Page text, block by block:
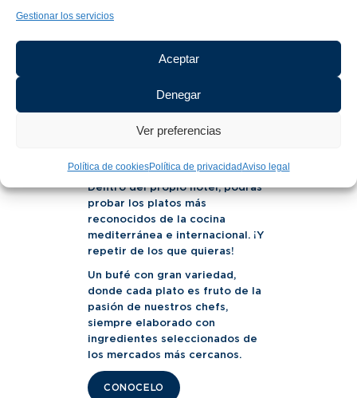
Gestionar los servicios
Aceptar
Denegar
Ver preferencias
Política de cookiesPolítica de privacidadAviso legal
Bufé Mestral, un océano
de sabor por descubrir
Déjate sorprender por la
del restaurante bufé Mestral.
Dentro del propio hotel, podrás
probar los platos más
reconocidos de la cocina
mediterránea e internacional. ¡Y
repetir de los que quieras!
Un bufé con gran variedad,
donde cada plato es fruto de la
pasión de nuestros chefs,
siempre elaborado con
ingredientes seleccionados de
los mercados más cercanos.
CONOCELO